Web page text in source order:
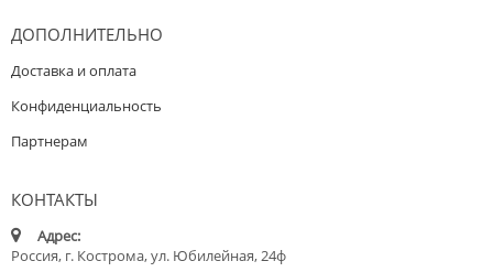
ДОПОЛНИТЕЛЬНО
Доставка и оплата
Конфиденциальность
Партнерам
КОНТАКТЫ
Адрес:
Россия, г. Кострома, ул. Юбилейная, 24ф